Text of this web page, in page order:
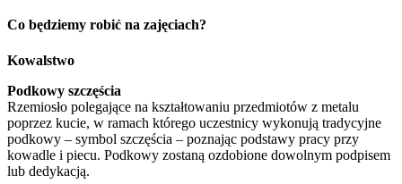
Co będziemy robić na zajęciach?
Kowalstwo
Podkowy szczęścia
Rzemiosło polegające na kształtowaniu przedmiotów z metalu
poprzez kucie, w ramach którego uczestnicy wykonują tradycyjne
podkowy – symbol szczęścia – poznając podstawy pracy przy
kowadle i piecu. Podkowy zostaną ozdobione dowolnym podpisem
lub dedykacją.